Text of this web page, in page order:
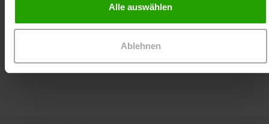
Alle auswählen
Ablehnen
und der Arzneimittel-Therapie-Sicherheit der